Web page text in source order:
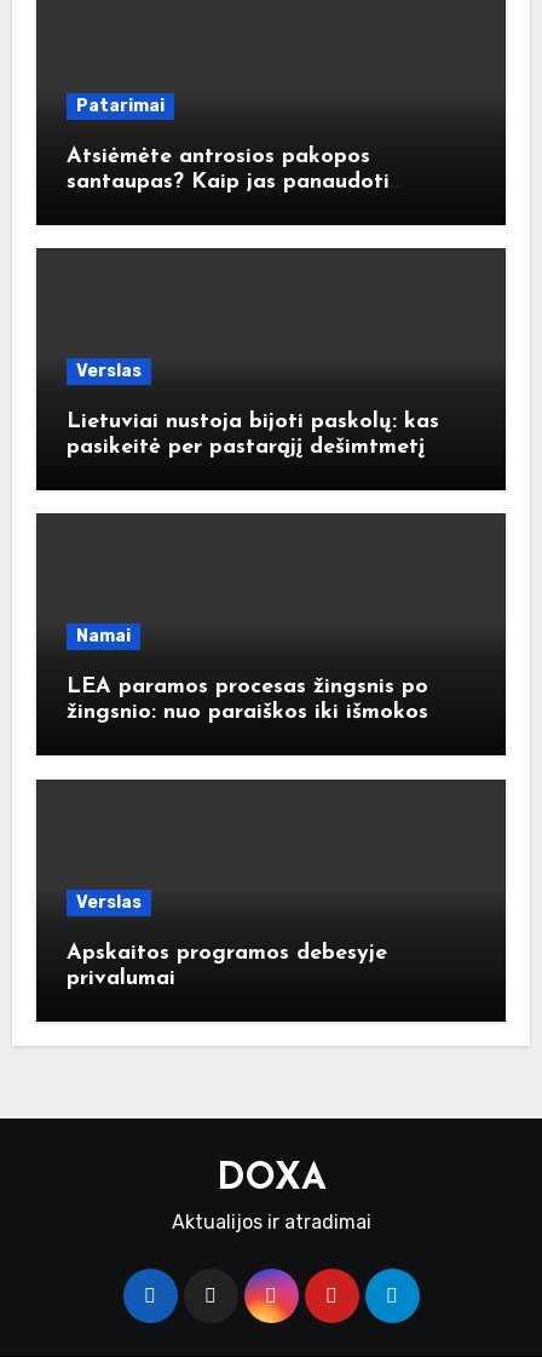
Patarimai
Atsiėmėte antrosios pakopos
santaupas? Kaip jas panaudoti
Verslas
Lietuviai nustoja bijoti paskolų: kas
pasikeitė per pastarąjį dešimtmetį
Namai
LEA paramos procesas žingsnis po
žingsnio: nuo paraiškos iki išmokos
Verslas
Apskaitos programos debesyje
privalumai
DOXA
Aktualijos ir atradimai